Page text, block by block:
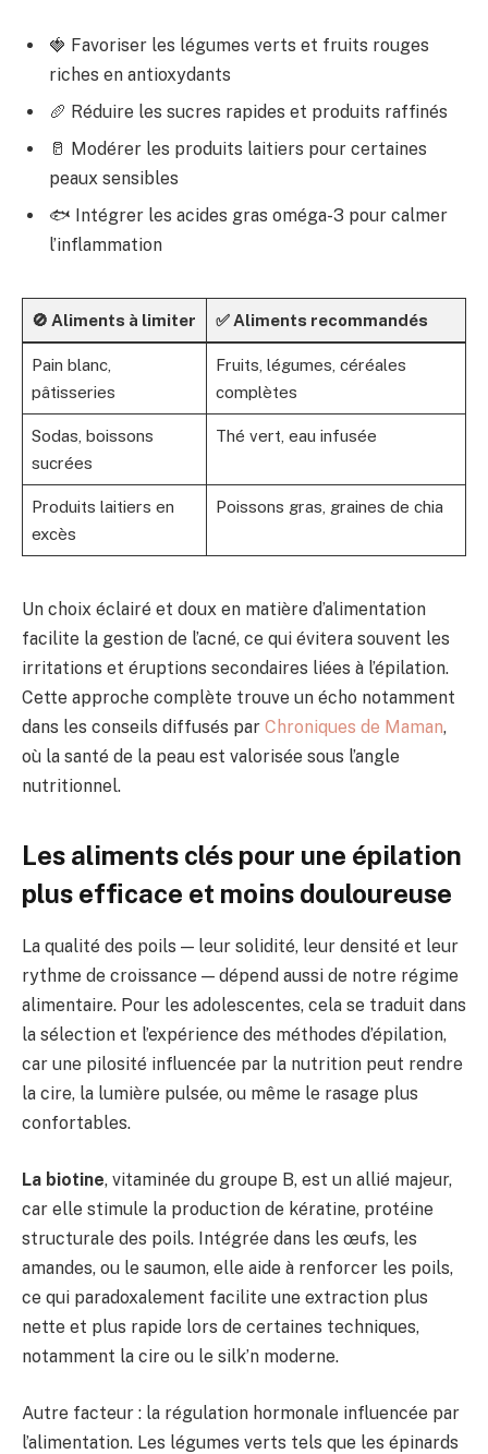
🍓 Favoriser les légumes verts et fruits rouges
riches en antioxydants
🥖 Réduire les sucres rapides et produits raffinés
🥛 Modérer les produits laitiers pour certaines
peaux sensibles
🐟 Intégrer les acides gras oméga-3 pour calmer
l’inflammation
🚫 Aliments à limiter ✅ Aliments recommandés
Pain blanc,
pâtisseries
Fruits, légumes, céréales
complètes
Sodas, boissons
sucrées
Thé vert, eau infusée
Produits laitiers en
excès
Poissons gras, graines de chia
Un choix éclairé et doux en matière d’alimentation
facilite la gestion de l’acné, ce qui évitera souvent les
irritations et éruptions secondaires liées à l’épilation.
Cette approche complète trouve un écho notamment
dans les conseils diffusés par Chroniques de Maman,
où la santé de la peau est valorisée sous l’angle
nutritionnel.
Les aliments clés pour une épilation
plus efficace et moins douloureuse
La qualité des poils — leur solidité, leur densité et leur
rythme de croissance — dépend aussi de notre régime
alimentaire. Pour les adolescentes, cela se traduit dans
la sélection et l’expérience des méthodes d’épilation,
car une pilosité influencée par la nutrition peut rendre
la cire, la lumière pulsée, ou même le rasage plus
confortables.
La biotine, vitaminée du groupe B, est un allié majeur,
car elle stimule la production de kératine, protéine
structurale des poils. Intégrée dans les œufs, les
amandes, ou le saumon, elle aide à renforcer les poils,
ce qui paradoxalement facilite une extraction plus
nette et plus rapide lors de certaines techniques,
notamment la cire ou le silk’n moderne.
Autre facteur : la régulation hormonale influencée par
l’alimentation. Les légumes verts tels que les épinards